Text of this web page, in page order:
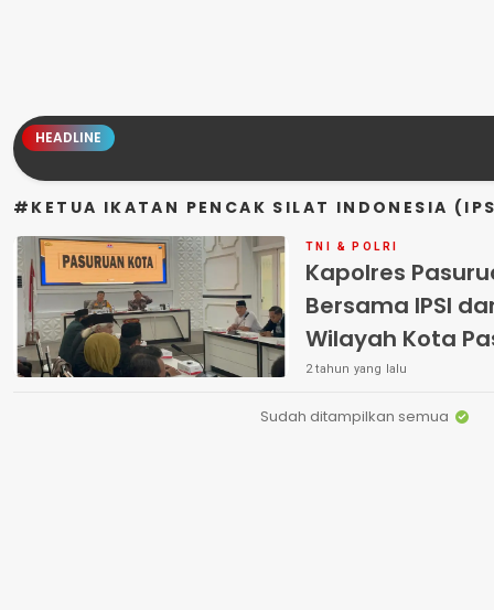
HEADLINE
#KETUA IKATAN PENCAK SILAT INDONESIA
TNI & POLRI
Kapolres
Bersama IPSI
Wilayah Kota
Rangka
2 tahun yang lalu
Sudah ditampilkan semua